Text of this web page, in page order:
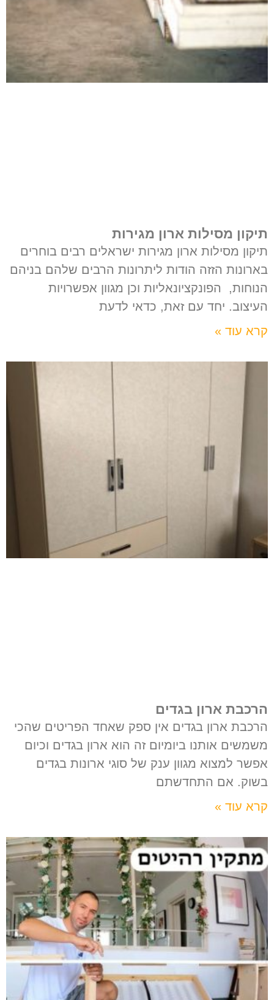
תיקון מסילות ארון מגירות
תיקון מסילות ארון מגירות ישראלים רבים בוחרים
בארונות הזזה הודות ליתרונות הרבים שלהם בניהם
הנוחות, הפונקציונאליות וכן מגוון אפשרויות
העיצוב. יחד עם זאת, כדאי לדעת
קרא עוד »
הרכבת ארון בגדים
הרכבת ארון בגדים אין ספק שאחד הפריטים שהכי
משמשים אותנו ביומיום זה הוא ארון בגדים וכיום
אפשר למצוא מגוון ענק של סוגי ארונות בגדים
בשוק. אם התחדשתם
קרא עוד »